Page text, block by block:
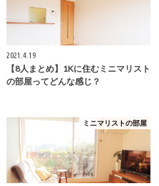
2021.4.19
【8人まとめ】1Kに住むミニマリスト
の部屋ってどんな感じ？
ミニマリストの部屋